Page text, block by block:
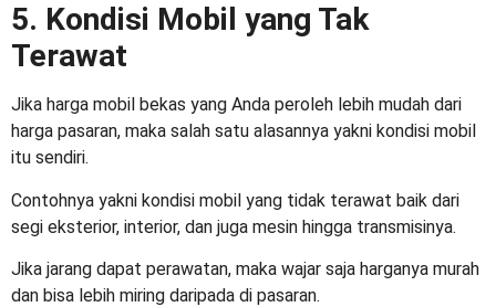
5. Kondisi Mobil yang Tak
Terawat
Jika harga mobil bekas yang Anda peroleh lebih mudah dari
harga pasaran, maka salah satu alasannya yakni kondisi mobil
itu sendiri.
Contohnya yakni kondisi mobil yang tidak terawat baik dari
segi eksterior, interior, dan juga mesin hingga transmisinya.
Jika jarang dapat perawatan, maka wajar saja harganya murah
dan bisa lebih miring daripada di pasaran.